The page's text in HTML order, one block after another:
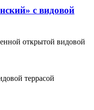
с видовой
открытой видовой